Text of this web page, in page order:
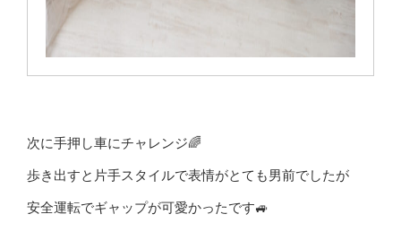
次に手押し車にチャレンジ🌈
歩き出すと片手スタイルで表情がとても男前でしたが
安全運転でギャップが可愛かったです🚙